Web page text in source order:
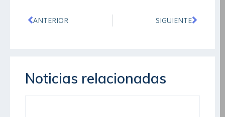
ANTERIOR SIGUIENTE
Noticias relacionadas